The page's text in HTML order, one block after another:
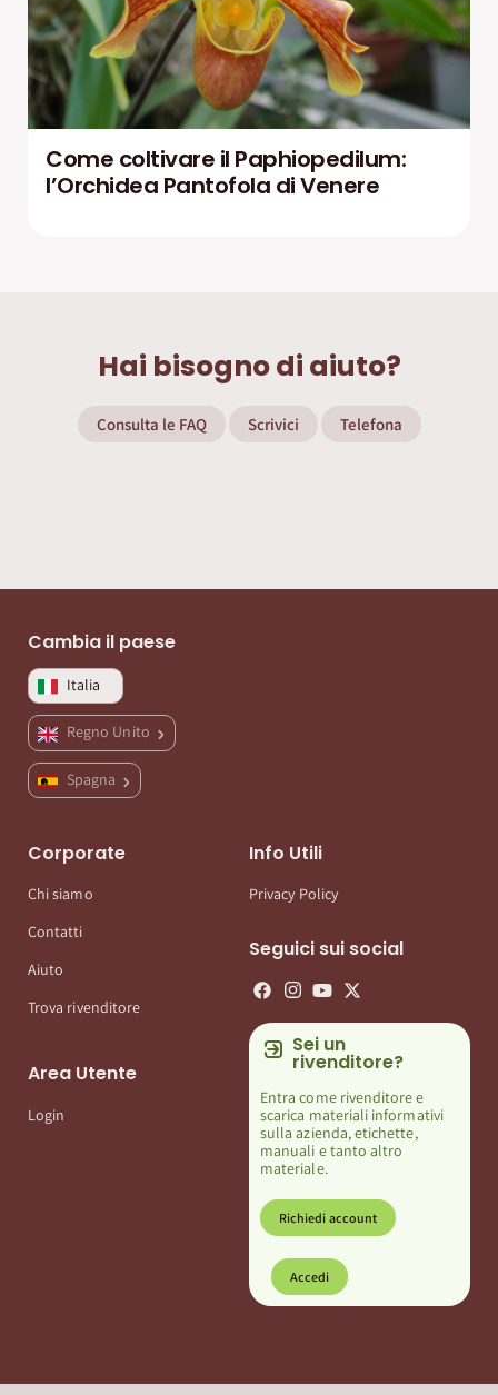
Come coltivare il Paphiopedilum:
l’Orchidea Pantofola di Venere
Hai bisogno di aiuto?
Consulta le FAQ Scrivici Telefona
Cambia il paese
Italia
Regno Unito
Spagna
Corporate
Chi siamo
Contatti
Aiuto
Trova rivenditore
Area Utente
Login
Info Utili
Privacy Policy
Seguici sui social
Sei un
rivenditore?
Entra come rivenditore e
scarica materiali informativi
sulla azienda, etichette,
manuali e tanto altro
materiale.
Richiedi account
Accedi